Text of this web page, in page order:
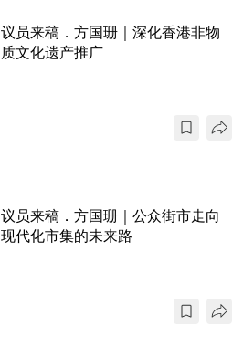
议员来稿．方国珊｜深化香港非物
质文化遗产推广
议员来稿．方国珊｜公众街市走向
现代化市集的未来路